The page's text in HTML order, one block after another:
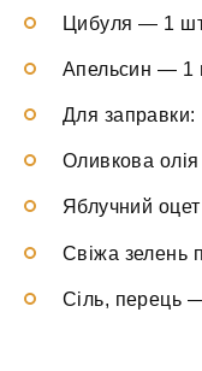
Цибуля — 1
Апельсин — 1
Для заправки:
Оливкова
Яблучний
Свіжа зелень
Сіль, перець